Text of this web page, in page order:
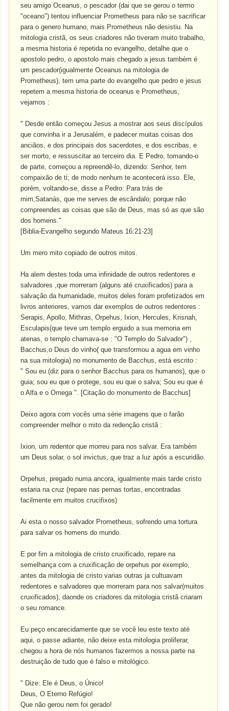
seu amigo Oceanus, o pescador (dai que se gerou o termo
"oceano") tentou influenciar Prometheus para não se sacrificar
para o genero humano, mais Prometheus não desistiu. Na
mitologia cristã, os seus criadores não tiveram muito trabalho,
a mesma historia é repetida no evangelho, detalhe que o
apostolo pedro, o apostolo mais chegado a jesus também é
um pescador(igualmente Oceanus na mitologia de
Prometheus), tem uma parte do evangelho que pedro e jesus
repetem a mesma historia de oceanus e Prometheus,
vejamos :
" Desde então começou Jesus a mostrar aos seus discípulos
que convinha ir a Jerusalém, e padecer muitas coisas dos
anciãos, e dos principais dos sacerdotes, e dos escribas, e
ser morto, e ressuscitar ao terceiro dia. E Pedro, tomando-o
de parte, começou a repreendê-lo, dizendo: Senhor, tem
compaixão de ti; de modo nenhum te acontecerá isso. Ele,
porém, voltando-se, disse a Pedro: Para trás de
mim,Satanás, que me serves de escândalo; porque não
compreendes as coisas que são de Deus, mas só as que são
dos homens."
[Biblia-Evangelho segundo Mateus 16:21-23]
Um mero mito copiado de outros mitos.
Ha alem destes toda uma infinidade de outros redentores e
salvadores ,que morreram (alguns até cruxificados) para a
salvação da humanidade, muitos deles foram profetizados em
livros anteriores, vamos dar exemplos de outros redentores :
Serapis, Apollo, Mithras, Orpehus, Ixion, Hercules, Krisnah,
Esculapis(que teve um templo erguido a sua memoria em
atenas, o templo chamava-se : "O Templo do Salvador") ,
Bacchus,o Deus do vinho( que transformou a agua em vinho
na sua mitologia) no monumento de Bacchus, está escrito :
" Sou eu (diz para o senhor Bacchus para os humanos), que o
guia; sou eu que o protege, sou eu que o salva; Sou eu que é
o Alfa e o Omega ". [Citação do monumento de Bacchus]
Deixo agora com vocês uma série imagens que o farão
compreender melhor o mito da redenção cristã :
Ixion, um redentor que morreu para nos salvar. Era também
um Deus solar, o sol invictus, que traz a luz após a escuridão.
Orpehus, pregado numa ancora, igualmente mais tarde cristo
estaria na cruz (repare nas pernas tortas, encontradas
facilmente em muitos crucifixos)
Ai esta o nosso salvador Prometheus, sofrendo uma tortura
para salvar os homens do mundo.
E por fim a mitologia de cristo cruxificado, repare na
semelhança com a cruxificação de orpehus por exemplo,
antes da mitologia de cristo varias outras ja cultuavam
redentores e salvadores que morreram para nos salvar(muitos
cruxificados), daonde os criadores da mitologia cristã criaram
o seu romance.
Eu peço encarecidamente que se você leu este texto até
aqui, o passe adiante, não deixe esta mitologia proliferar,
chegou a hora de nós humanos fazermos a nossa parte na
destruição de tudo que é falso e mitológico.
" Dize: Ele é Deus, o Único!
Deus, O Eterno Refúgio!
Que não gerou nem foi gerado!